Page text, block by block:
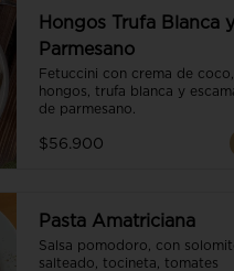
Hongos Trufa Blanca y
Parmesano
Fetuccini con crema de coco,
hongos, trufa blanca y
de parmesano.
$56.900
Pasta Amatriciana
Salsa pomodoro, con
salteado, tocineta, tomates